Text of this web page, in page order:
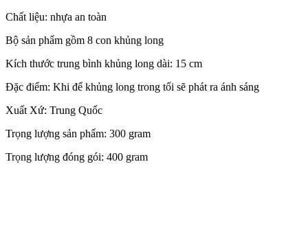
Chất liệu: nhựa an toàn
Bộ sản phẩm gồm 8 con khủng long
Kích thước trung bình khủng long dài: 15 cm
Đặc điểm: Khi để khủng long trong tối sẽ phát ra ánh sáng
Xuất Xứ: Trung Quốc
Trọng lượng sản phẩm: 300 gram
Trọng lượng đóng gói: 400 gram